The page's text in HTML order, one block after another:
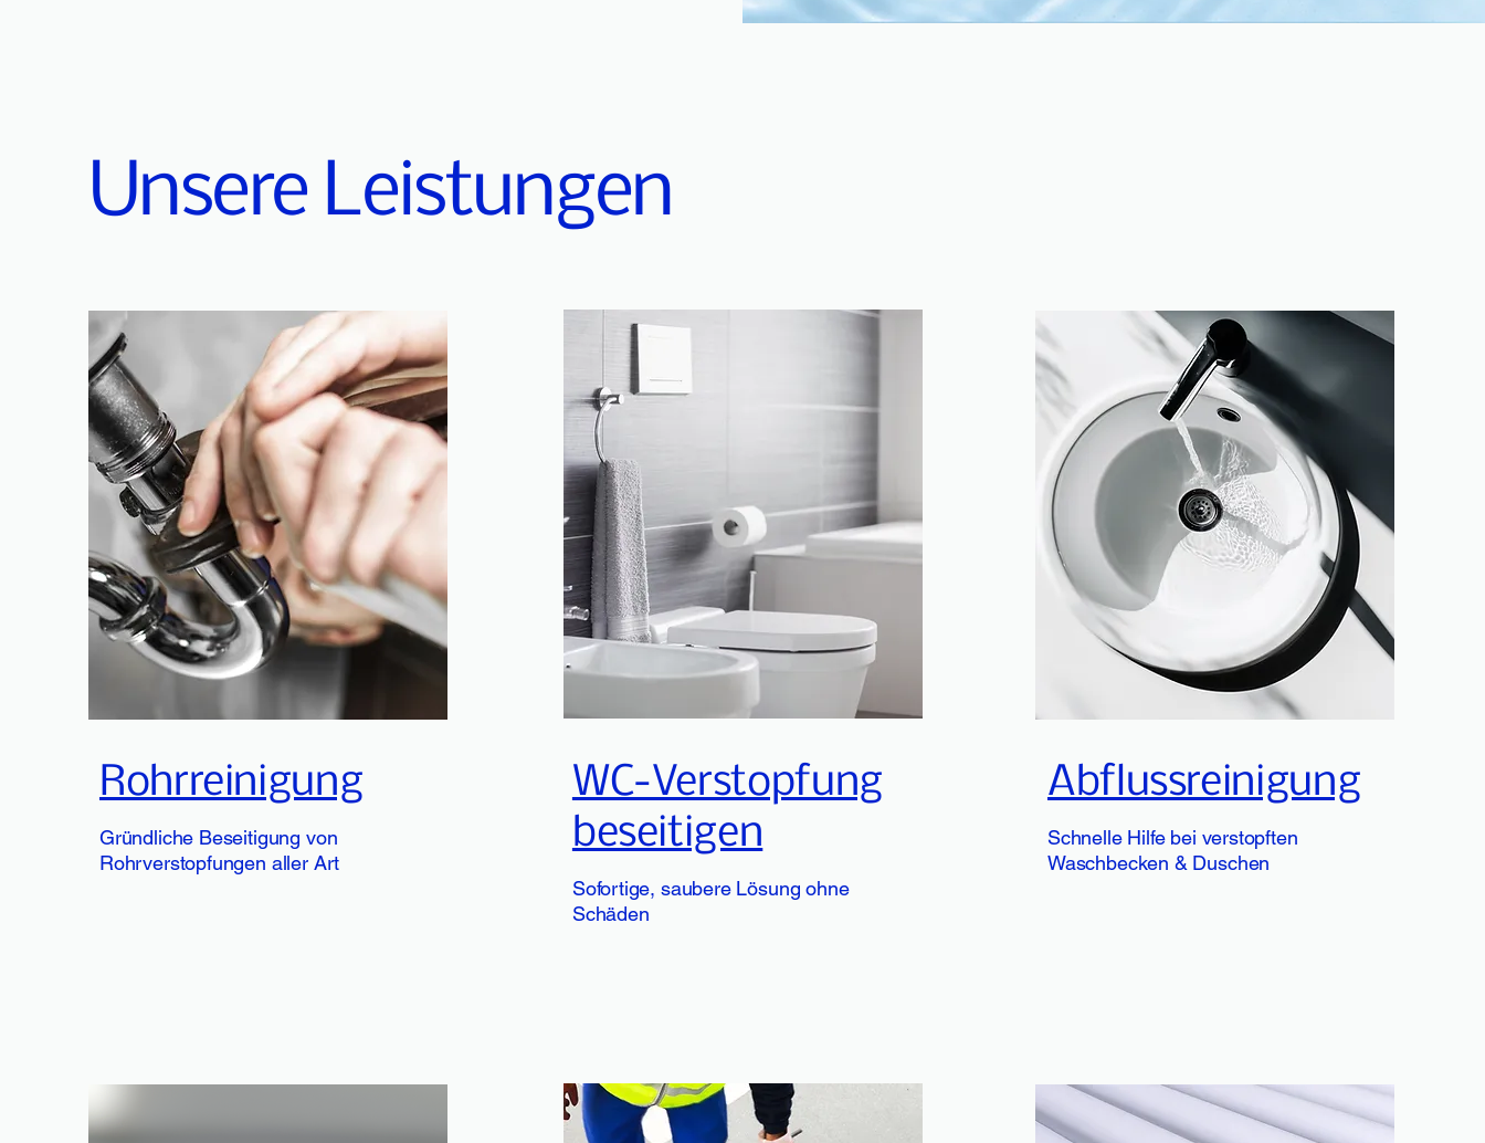
Unsere Leistungen
Rohrreinigung
Gründliche Beseitigung von
Rohrverstopfungen aller Art
WC-Verstopfung
beseitigen
Sofortige, saubere Lösung ohne
Schäden
Abflussreinigung
Schnelle Hilfe bei verstopften
Waschbecken & Duschen